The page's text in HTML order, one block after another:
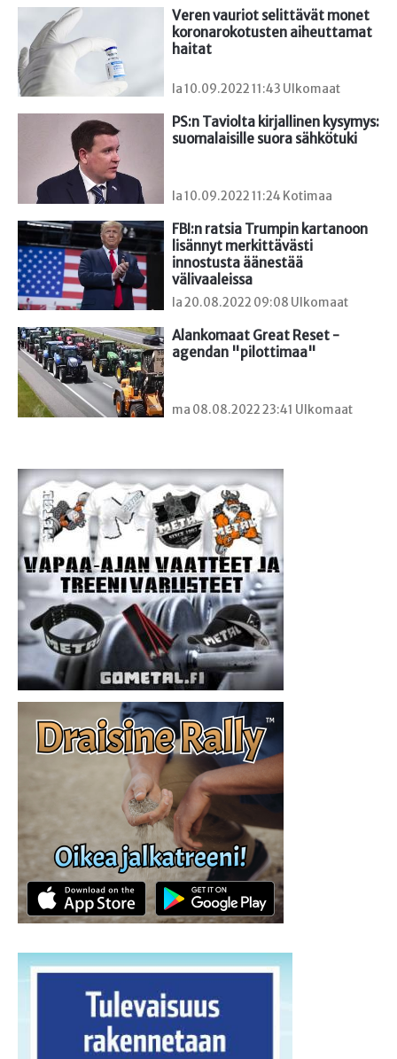
Veren vauriot selittävät monet
koronarokotusten aiheuttamat
haitat
la 10.09.2022 11:43 Ulkomaat
PS:n Taviolta kirjallinen kysymys:
suomalaisille suora sähkötuki
la 10.09.2022 11:24 Kotimaa
FBI:n ratsia Trumpin kartanoon
lisännyt merkittävästi
innostusta äänestää
välivaaleissa
la 20.08.2022 09:08 Ulkomaat
Alankomaat Great Reset -
agendan "pilottimaa"
ma 08.08.2022 23:41 Ulkomaat